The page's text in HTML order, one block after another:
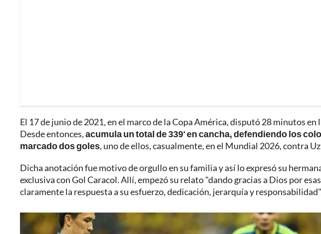
El 17 de junio de 2021, en el marco de la Copa América, disputó 28 minutos
Desde entonces,acumula un total de 339' en cancha, defendiendo los
marcado dos goles, uno de ellos, casualmente, en el Mundial 2026, contra
Dicha anotación fue motivo de orgullo en su familia y así lo expresó su
exclusiva con Gol Caracol. Allí, empezó su relato "dando gracias a Dios por
claramente la respuesta a su esfuerzo, dedicación, jerarquía y